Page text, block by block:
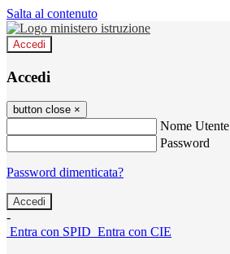
Salta al contenuto
Accedi
Accedi
button close ×
Nome Utente
Password
Password dimenticata?
-
Entra con SPID Entra con CIE